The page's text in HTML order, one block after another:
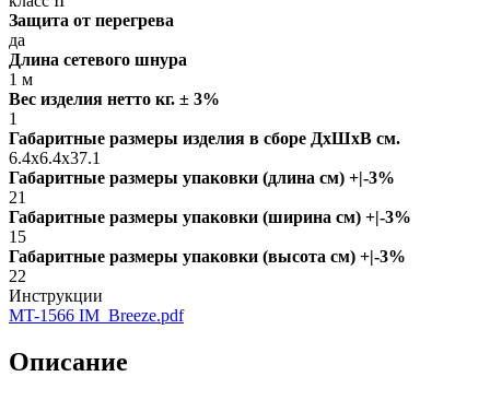
Защита от перегрева
да
Длина сетевого шнура
1 м
Вес изделия нетто кг. ± 3%
1
Габаритные размеры изделия в сборе ДxШxВ см.
6.4x6.4x37.1
Габаритные размеры упаковки (длина см) +|-3%
21
Габаритные размеры упаковки (ширина см) +|-3%
15
Габаритные размеры упаковки (высота см) +|-3%
22
Инструкции
MT-1566 IM_Breeze.pdf
Описание